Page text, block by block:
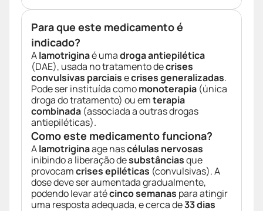
Para que este medicamento é
indicado?
Alamotriginaé umadroga antiepilética
(DAE), usada no tratamento decrises
convulsivas parciaisecrises generalizadas.
Pode ser instituída comomonoterapia (única
droga do tratamento) ou emterapia
combinada (associada a outras drogas
antiepiléticas).
Como este medicamento funciona?
Alamotriginaage nascélulas nervosas
inibindo a liberação desubstânciasque
provocamcrises epiléticas (convulsivas). A
dose deve ser aumentada gradualmente,
podendo levar atécinco semanas para atingir
uma resposta adequada, e cerca de33 dias